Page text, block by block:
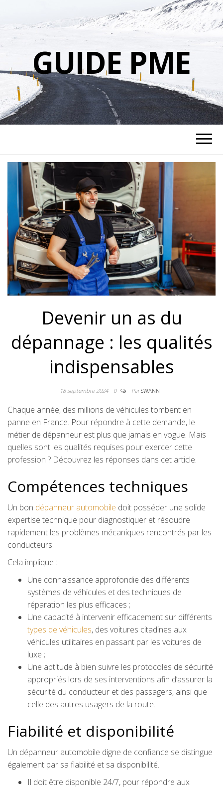
GUIDE PME
Devenir un as du
dépannage : les qualités
indispensables
18 septembre 2024 0 ParSWANN
Chaque année, des millions de véhicules tombent en
panne en France. Pour répondre à cette demande, le
métier de dépanneur est plus que jamais en vogue. Mais
quelles sont les qualités requises pour exercer cette
profession ? Découvrez les réponses dans cet article.
Compétences techniques
Un bon dépanneur automobile doit posséder une solide
expertise technique pour diagnostiquer et résoudre
rapidement les problèmes mécaniques rencontrés par les
conducteurs.
Cela implique :
Une connaissance approfondie des différents
systèmes de véhicules et des techniques de
réparation les plus efficaces ;
Une capacité à intervenir efficacement sur différents
types de véhicules, des voitures citadines aux
véhicules utilitaires en passant par les voitures de
luxe ;
Une aptitude à bien suivre les protocoles de sécurité
appropriés lors de ses interventions afin d’assurer la
sécurité du conducteur et des passagers, ainsi que
celle des autres usagers de la route.
Fiabilité et disponibilité
Un dépanneur automobile digne de confiance se distingue
également par sa fiabilité et sa disponibilité.
Il doit être disponible 24/7, pour répondre aux